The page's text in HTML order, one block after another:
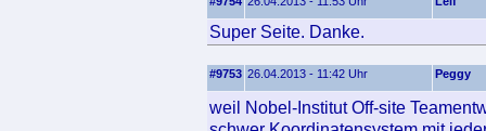
Super Seite. Danke.
#9753 26.04.2013 - 11:42 Uhr Peggy
weil Nobel-Institut Off-site